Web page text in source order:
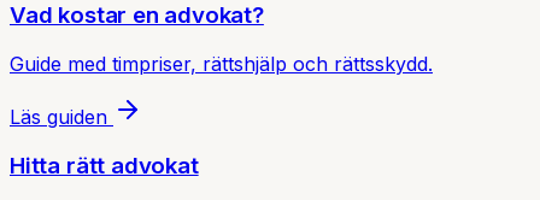
Vad kostar en advokat?
Guide med timpriser, rättshjälp och rättsskydd.
Läs guiden
Hitta rätt advokat